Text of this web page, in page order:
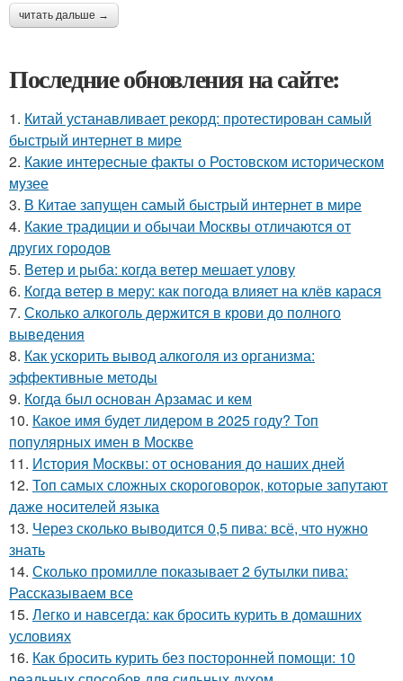
читать дальше →
Последние обновления на сайте:
1. Китай устанавливает рекорд: протестирован самый
быстрый интернет в мире
2. Какие интересные факты о Ростовском историческом
музее
3. В Китае запущен самый быстрый интернет в мире
4. Какие традиции и обычаи Москвы отличаются от
других городов
5. Ветер и рыба: когда ветер мешает улову
6. Когда ветер в меру: как погода влияет на клёв карася
7. Сколько алкоголь держится в крови до полного
выведения
8. Как ускорить вывод алкоголя из организма:
эффективные методы
9. Когда был основан Арзамас и кем
10. Какое имя будет лидером в 2025 году? Топ
популярных имен в Москве
11. История Москвы: от основания до наших дней
12. Топ самых сложных скороговорок, которые запутают
даже носителей языка
13. Через сколько выводится 0,5 пива: всё, что нужно
знать
14. Сколько промилле показывает 2 бутылки пива:
Рассказываем все
15. Легко и навсегда: как бросить курить в домашних
условиях
16. Как бросить курить без посторонней помощи: 10